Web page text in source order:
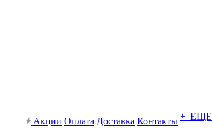
Акции Оплата Доставка Контакты + ЕЩЕ